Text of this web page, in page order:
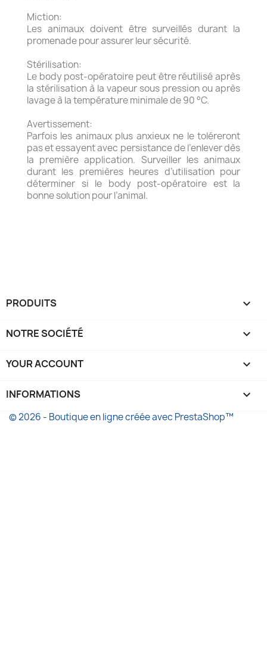
Miction:
Les animaux doivent être surveillés durant la
promenade pour assurer leur sécurité.
Stérilisation:
Le body post-opératoire peut être réutilisé après
la stérilisation à la vapeur sous pression ou après
lavage à la température minimale de 90 °C.
Avertissement:
Parfois les animaux plus anxieux ne le toléreront
pas et essayent avec persistance de l’enlever dès
la première application. Surveiller les animaux
durant les premières heures d’utilisation pour
déterminer si le body post-opératoire est la
bonne solution pour l’animal.
PRODUITS 
NOTRE SOCIÉTÉ 
YOUR ACCOUNT 
INFORMATIONS keyboard_arrow_down
© 2026 - Boutique en ligne créée avec PrestaShop™